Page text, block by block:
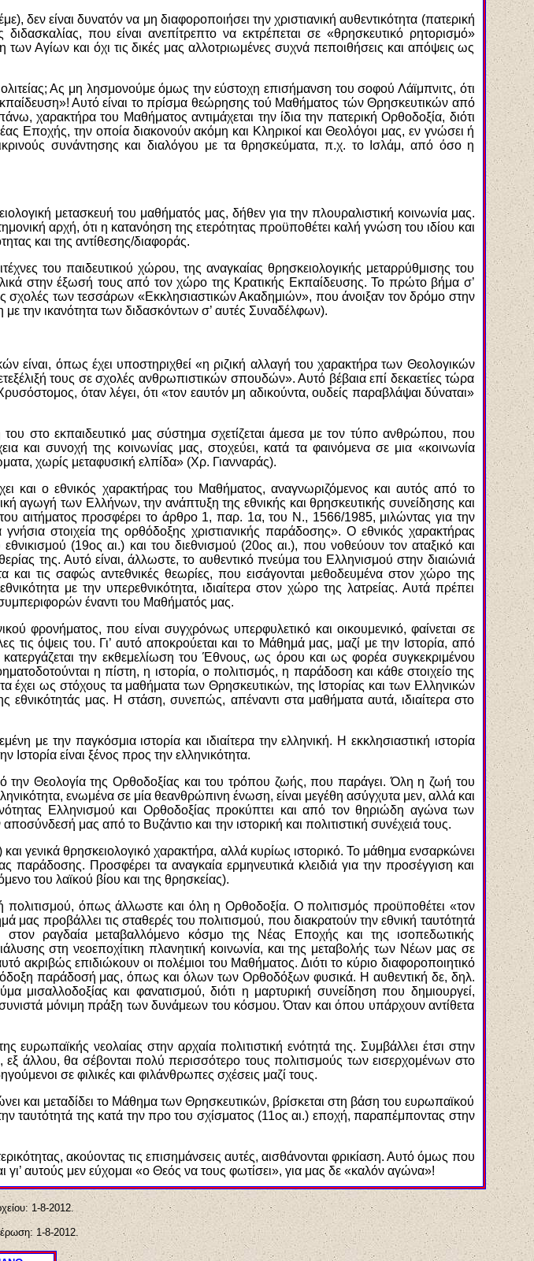
είναι δυνατόν να μη διαφοροποιήσει την χριστιανική αυθεντικότητα (πατερική
που είναι ανεπίτρεπτο να εκτρέπεται σε «θρησκευτικό ρητορισμό»
Αγίων και όχι τις δικές μας αλλοτριωμένες συχνά πεποιθήσεις και απόψεις ως
Ας μη λησμονούμε όμως την εύστοχη επισήμανση του σοφού Λάϊμπνιτς, ότι
Αυτό είναι το πρίσμα θεώρησης τού Μαθήματος τών Θρησκευτικών από
χαρακτήρα του Μαθήματος αντιμάχεται την ίδια την πατερική Ορθοδοξία, διότι
Εποχής, την οποία διακονούν ακόμη και Κληρικοί και Θεολόγοι μας, εν γνώσει ή
συνάντησης και διαλόγου με τα θρησκεύματα, π.χ. το Ισλάμ, από όσο η
μετασκευή του μαθήματός μας, δήθεν για την πλουραλιστική κοινωνία μας.
αρχή, ότι η κατανόηση της ετερότητας προϋποθέτει καλή γνώση του ιδίου και
και της αντίθεσης/διαφοράς.
του παιδευτικού χώρου, της αναγκαίας θρησκειολογικής μεταρρύθμισης του
στην έξωσή τους από τον χώρο της Κρατικής Εκπαίδευσης. Το πρώτο βήμα σ’
σχολές των τεσσάρων «Εκκλησιαστικών Ακαδημιών», που άνοιξαν τον δρόμο στην
με την ικανότητα των διδασκόντων σ’ αυτές Συναδέλφων).
είναι, όπως έχει υποστηριχθεί «η ριζική αλλαγή του χαρακτήρα των Θεολογικών
τους σε σχολές ανθρωπιστικών σπουδών». Αυτό βέβαια επί δεκαετίες τώρα
όταν λέγει, ότι «τον εαυτόν μη αδικούντα, ουδείς παραβλάψαι δύναται»
στο εκπαιδευτικό μας σύστημα σχετίζεται άμεσα με τον τύπο ανθρώπου, που
και συνοχή της κοινωνίας μας, στοχεύει, κατά τα φαινόμενα σε μια «κοινωνία
χωρίς μεταφυσική ελπίδα» (Χρ. Γιανναράς).
και ο εθνικός χαρακτήρας του Μαθήματος, αναγνωριζόμενος και αυτός από το
αγωγή των Ελλήνων, την ανάπτυξη της εθνικής και θρησκευτικής συνείδησης και
αιτήματος προσφέρει το άρθρο 1, παρ. 1α, του Ν., 1566/1985, μιλώντας για την
στοιχεία της ορθόδοξης χριστιανικής παράδοσης». Ο εθνικός χαρακτήρας
(19ος αι.) και του διεθνισμού (20ος αι.), που νοθεύουν τον αταξικό και
της. Αυτό είναι, άλλωστε, το αυθεντικό πνεύμα του Ελληνισμού στην διαιώνιά
και τις σαφώς αντεθνικές θεωρίες, που εισάγονται μεθοδευμένα στον χώρο της
με την υπερεθνικότητα, ιδιαίτερα στον χώρο της λατρείας. Αυτά πρέπει
έναντι του Μαθήματός μας.
φρονήματος, που είναι συγχρόνως υπερφυλετικό και οικουμενικό, φαίνεται σε
όψεις του. Γι’ αυτό αποκρούεται και το Μάθημά μας, μαζί με την Ιστορία, από
την εκθεμελίωση του Έθνους, ως όρου και ως φορέα συγκεκριμένου
η πίστη, η ιστορία, ο πολιτισμός, η παράδοση και κάθε στοιχείο της
έχει ως στόχους τα μαθήματα των Θρησκευτικών, της Ιστορίας και των Ελληνικών
εθνικότητάς μας. Η στάση, συνεπώς, απέναντι στα μαθήματα αυτά, ιδιαίτερα στο
με την παγκόσμια ιστορία και ιδιαίτερα την ελληνική. Η εκκλησιαστική ιστορία
είναι ξένος προς την ελληνικότητα.
την Θεολογία της Ορθοδοξίας και του τρόπου ζωής, που παράγει. Όλη η ζωή του
ενωμένα σε μία θεανθρώπινη ένωση, είναι μεγέθη ασύγχυτα μεν, αλλά και
Ελληνισμού και Ορθοδοξίας προκύπτει και από τον θηριώδη αγώνα των
μας από το Βυζάντιο και την ιστορική και πολιτιστική συνέχειά τους.
γενικά θρησκειολογικό χαρακτήρα, αλλά κυρίως ιστορικό. Το μάθημα ενσαρκώνει
Προσφέρει τα αναγκαία ερμηνευτικά κλειδιά για την προσέγγιση και
του λαϊκού βίου και της θρησκείας).
όπως άλλωστε και όλη η Ορθοδοξία. Ο πολιτισμός προϋποθέτει «τον
προβάλλει τις σταθερές του πολιτισμού, που διακρατούν την εθνική ταυτότητά
ραγδαία μεταβαλλόμενο κόσμο της Νέας Εποχής και της ισοπεδωτικής
στη νεοεποχίτικη πλανητική κοινωνία, και της μεταβολής των Νέων μας σε
ακριβώς επιδιώκουν οι πολέμιοι του Μαθήματος. Διότι το κύριο διαφοροποιητικό
παράδοσή μας, όπως και όλων των Ορθοδόξων φυσικά. Η αυθεντική δε, δηλ.
μισαλλοδοξίας και φανατισμού, διότι η μαρτυρική συνείδηση που δημιουργεί,
μόνιμη πράξη των δυνάμεων του κόσμου. Όταν και όπου υπάρχουν αντίθετα
νεολαίας στην αρχαία πολιτιστική ενότητά της. Συμβάλλει έτσι στην
άλλου, θα σέβονται πολύ περισσότερο τους πολιτισμούς των εισερχομένων στο
σε φιλικές και φιλάνθρωπες σχέσεις μαζί τους.
και μεταδίδει το Μάθημα των Θρησκευτικών, βρίσκεται στη βάση του ευρωπαϊκού
ταυτότητά της κατά την προ του σχίσματος (11ος αι.) εποχή, παραπέμποντας στην
ακούοντας τις επισημάνσεις αυτές, αισθάνονται φρικίαση. Αυτό όμως που
γι’ αυτούς μεν εύχομαι «ο Θεός να τους φωτίσει», για μας δε «καλόν αγώνα»!
1-8-2012.
1-8-2012.